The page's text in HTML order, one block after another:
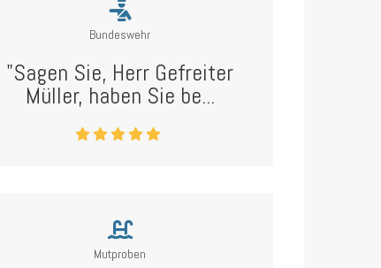
Bundeswehr
"Sagen Sie, Herr Gefreiter
Müller, haben Sie be...
Mutproben